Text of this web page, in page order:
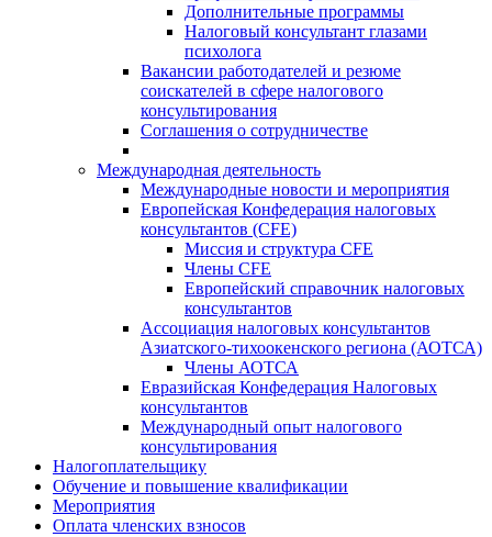
Дополнительные программы
Налоговый консультант глазами
психолога
Вакансии работодателей и резюме
соискателей в сфере налогового
консультирования
Соглашения о сотрудничестве
Международная деятельность
Международные новости и мероприятия
Европейская Конфедерация налоговых
консультантов (CFE)
Миссия и структура CFE
Члены CFE
Европейский справочник налоговых
консультантов
Ассоциация налоговых консультантов
Азиатского-тихоокенского региона (АОТСА)
Члены АОТСА
Евразийская Конфедерация Налоговых
консультантов
Международный опыт налогового
консультирования
Налогоплательщику
Обучение и повышение квалификации
Мероприятия
Оплата членских взносов